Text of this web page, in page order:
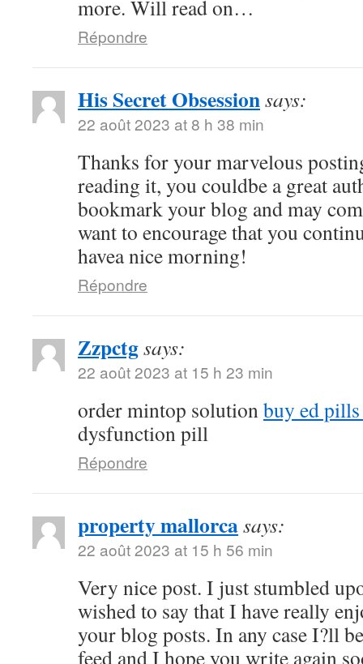
more. Will read on…
Répondre
His Secret Obsessionsays:
22 août 2023 at 8 h 38 min
Thanks for your marvelous
reading it, you couldbe a great
bookmark your blog and may
want to encourage that you
havea nice morning!
Répondre
Zzpctgsays:
22 août 2023 at 15 h 23 min
order mintop solutionbuy ed pills
dysfunction pill
Répondre
property mallorcasays:
22 août 2023 at 15 h 56 min
Very nice post. I just stumbled
wished to say that I have really
your blog posts. In any case I?ll
feed and I hope you write again